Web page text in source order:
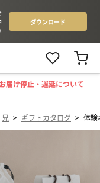
届け停止・遅延について
兄 > ギフトカタログ > 体験